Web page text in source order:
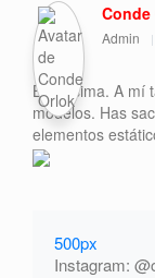
Admin
Buenísima. A mí
modelos. Has
elementos
500px
Instagram: